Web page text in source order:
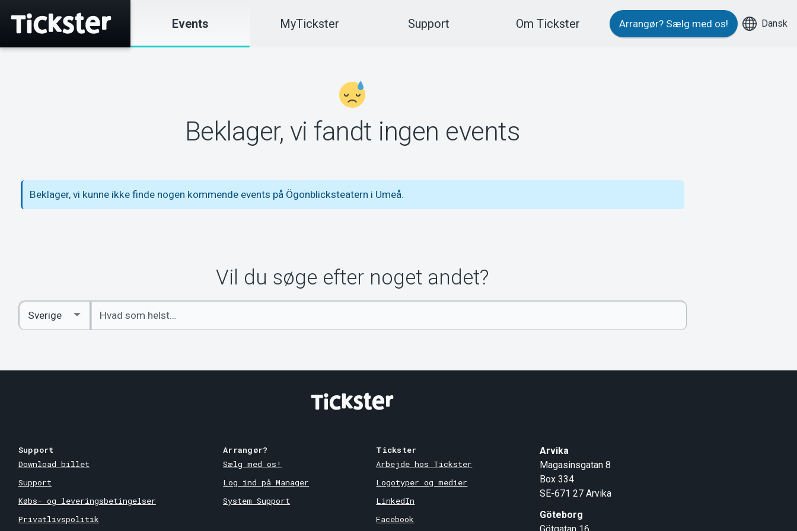
Events MyTickster Support Om Tickster Arrangør? Sælg med os! Dansk
Beklager, vi fandt ingen events
Beklager, vi kunne ikke finde nogen kommende events på Ögonblicksteatern i Umeå.
Vil du søge efter noget andet?
Indtast
søgeord
Select
Country
Support
Download billet
Support
Købs- og leveringsbetingelser
Privatlivspolitik
Arrangør?
Sælg med os!
Log ind på Manager
System Support
Tickster
Arbejde hos Tickster
Logotyper og medier
LinkedIn
Facebook
Arvika
Magasinsgatan 8
Box 334
SE-671 27 Arvika
Göteborg